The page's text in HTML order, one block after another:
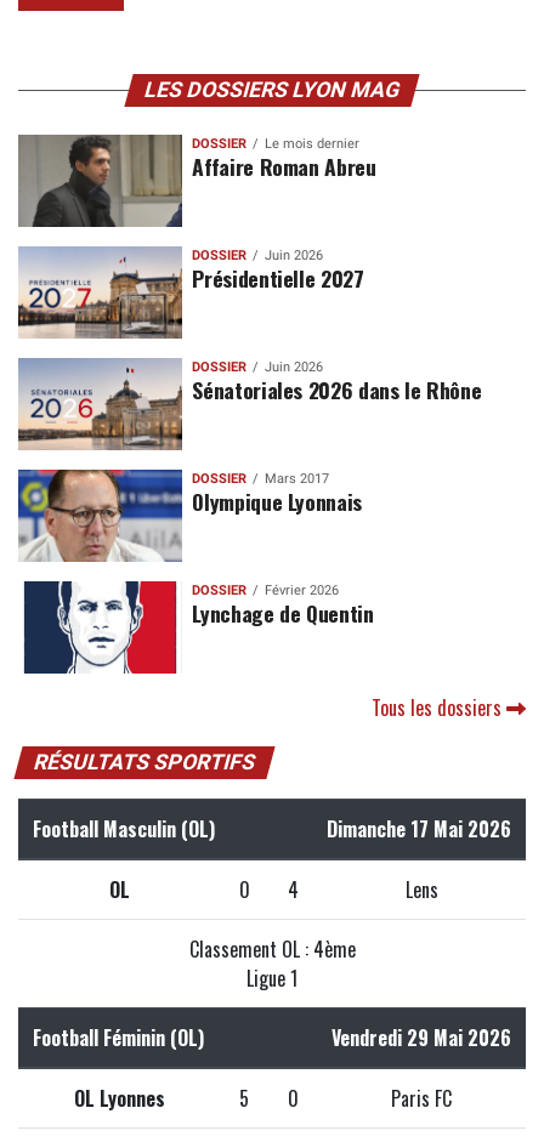
LES DOSSIERS LYON MAG
DOSSIER Le mois dernier
Affaire Roman Abreu
DOSSIER Juin 2026
Présidentielle 2027
DOSSIER Juin 2026
Sénatoriales 2026 dans le Rhône
DOSSIER Mars 2017
Olympique Lyonnais
DOSSIER Février 2026
Lynchage de Quentin
Tous les dossiers
RÉSULTATS SPORTIFS
Football Masculin (OL) Dimanche 17 Mai 2026
OL 0 4 Lens
Classement OL : 4ème
Ligue 1
Football Féminin (OL) Vendredi 29 Mai 2026
OL Lyonnes 5 0 Paris FC